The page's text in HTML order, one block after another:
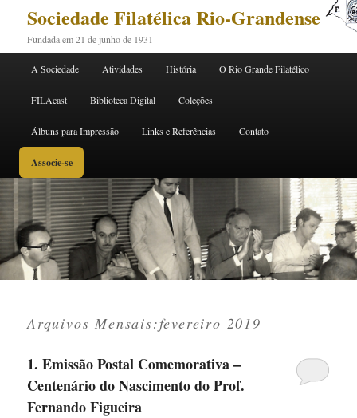
Sociedade Filatélica Rio-Grandense
Fundada em 21 de junho de 1931
Pular para o conteúdo principal
Pular para o conteúdo secundário
A Sociedade Atividades História O Rio Grande Filatélico
FILAcast Biblioteca Digital Coleções
Álbuns para Impressão Links e Referências Contato
Associe-se
Arquivos Mensais:fevereiro 2019
1. Emissão Postal Comemorativa –
Centenário do Nascimento do Prof.
Fernando Figueira